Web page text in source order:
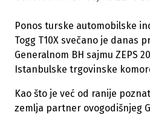
Ponos turske automobilske
Togg T10X svečano je danas
Generalnom BH sajmu ZEPS
Istanbulske trgovinske
Kao što je već od ranije
zemlja partner ovogodišnjeg